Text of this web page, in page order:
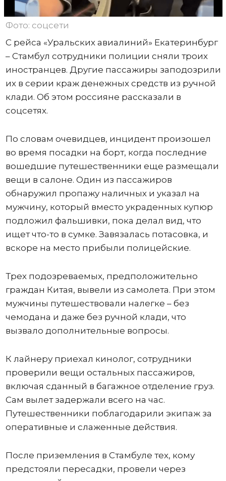
Фото: соцсети
С рейса «Уральских авиалиний» Екатеринбург
– Стамбул сотрудники полиции сняли троих
иностранцев. Другие пассажиры заподозрили
их в серии краж денежных средств из ручной
клади. Об этом россияне рассказали в
соцсетях.
По словам очевидцев, инцидент произошел
во время посадки на борт, когда последние
вошедшие путешественники еще размещали
вещи в салоне. Один из пассажиров
обнаружил пропажу наличных и указал на
мужчину, который вместо украденных купюр
подложил фальшивки, пока делал вид, что
ищет что-то в сумке. Завязалась потасовка, и
вскоре на место прибыли полицейские.
Трех подозреваемых, предположительно
граждан Китая, вывели из самолета. При этом
мужчины путешествовали налегке – без
чемодана и даже без ручной клади, что
вызвало дополнительные вопросы.
К лайнеру приехал кинолог, сотрудники
проверили вещи остальных пассажиров,
включая сданный в багажное отделение груз.
Сам вылет задержали всего на час.
Путешественники поблагодарили экипаж за
оперативные и слаженные действия.
После приземления в Стамбуле тех, кому
предстояли пересадки, провели через